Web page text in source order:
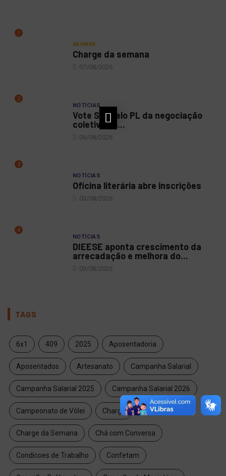
1
BANNER
Charge da semana
07/08/2026
2
NOTÍCIAS
Vote SIM pelo PL da negociação
coletiva no...
06/08/2026
3
NOTÍCIAS
Oficina literária abre inscrições
03/08/2026
4
NOTÍCIAS
DIEESE aponta crescimento da
arrecadação e melhora do...
03/08/2026
TAGS
6x1 409 2025 Aposentadoria
Aposentados Artesanato Campanha Salarial
Campanha Salarial 2025 Campanha Salarial 2026
Campeonato de Vôlei Charge
Charge da Semana Chá com Conversa
Condicoes de Trabalho Confetam